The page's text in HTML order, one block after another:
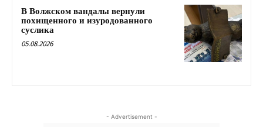
В Волжском вандалы вернули
похищенного и изуродованного
суслика
05.08.2026
- Advertisement -